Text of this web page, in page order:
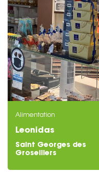
Alimentation
Leonidas
Saint Georges des
Groseillers